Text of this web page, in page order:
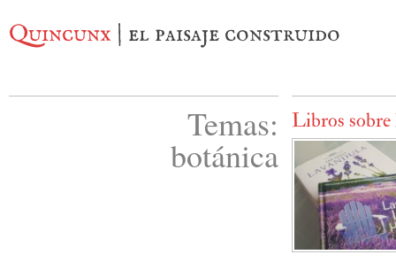
Quincunx | el paisaje construido
Temas:
botánica
Libros sobre